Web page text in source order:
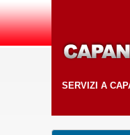
SERVIZI A